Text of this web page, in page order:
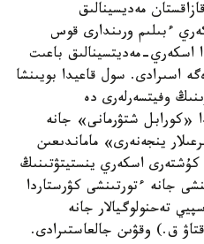
مەديسينالىق
ءبىلىم ورىندارى قوس
اسكەري-مەديتسينالىق باعىت
اسىرادى. سول قاعيدا بويىنشا
وفيتسەرلەرى دە
«كورابل شتۋرمانى» جانە
ينجەنەرى» ماماندىعىن
كۇشتەرى اسكەري ينستيتۋتىنىڭ
جانە ءتورتىنشى كۋرستاردا
تەحنولوگيالار جانە
ق.) وقۋىن جالعاستىرادى.